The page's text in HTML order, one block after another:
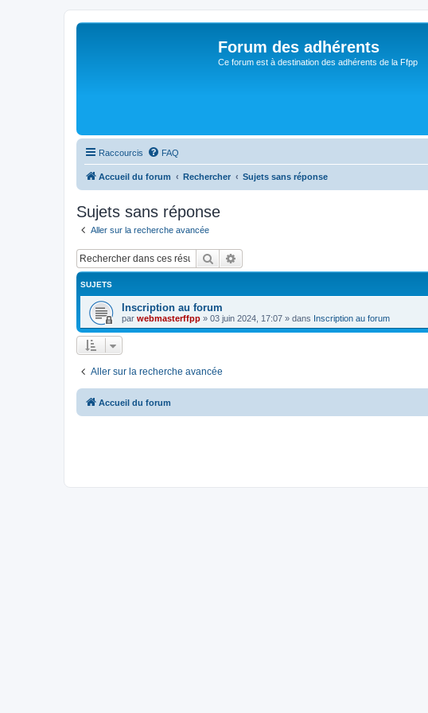
Forum des adhérents
Ce forum est à destination des adhérents de la Ffpp
Raccourcis FAQ
Accueil du forum Rechercher Sujets sans réponse
Sujets sans réponse
Aller sur la recherche avancée
Rechercher
SUJETS
Inscription au forum
par webmasterffpp » 03 juin 2024, 17:07 » dans Inscription au forum
Aller sur la recherche avancée
Accueil du forum